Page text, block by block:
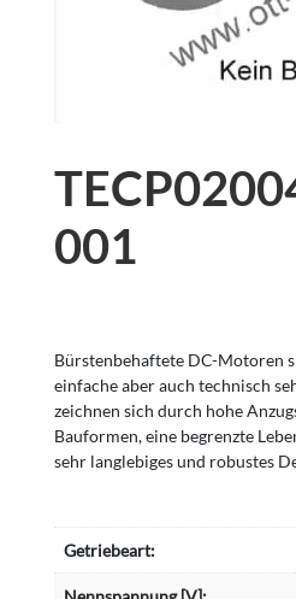
001
Bürstenbehaftete DC-Motoren
einfache aber auch technisch
zeichnen sich durch hohe
Bauformen, eine begrenzte
sehr langlebiges und robustes
Getriebeart: